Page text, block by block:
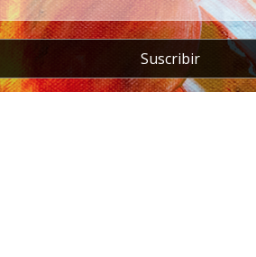
Suscribir